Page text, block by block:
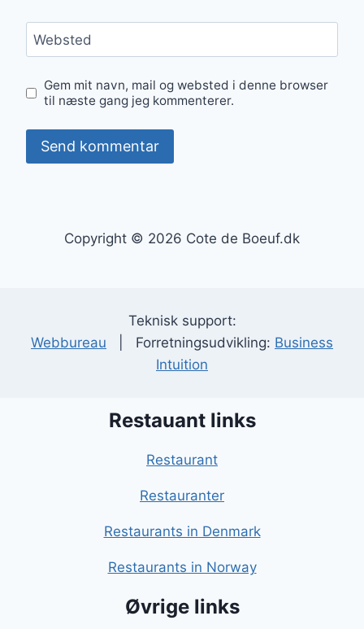
Websted
Gem mit navn, mail og websted i denne browser
til næste gang jeg kommenterer.
Copyright © 2026 Cote de Boeuf.dk
Teknisk support:
Webbureau | Forretningsudvikling: Business
Intuition
Restauant links
Restaurant
Restauranter
Restaurants in Denmark
Restaurants in Norway
Øvrige links